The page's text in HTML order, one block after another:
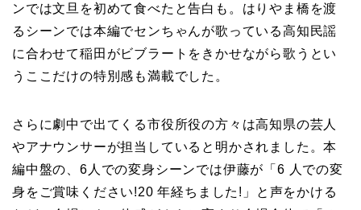
ンでは文旦を初めて食べたと告白も。はりやま橋を渡
るシーンでは本編でセンちゃんが歌っている高知民謡
に合わせて稲田がビブラートをきかせながら歌うとい
うここだけの特別感も満載でした。
さらに劇中で出てくる市役所役の方々は高知県の芸人
やアナウンサーが担当していると明かされました。本
編中盤の、6人での変身シーンでは伊藤が「6 人での変
身をご賞味ください!20 年経ちました!」と声をかける